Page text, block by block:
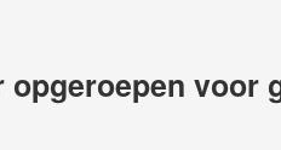
opgeroepen voor